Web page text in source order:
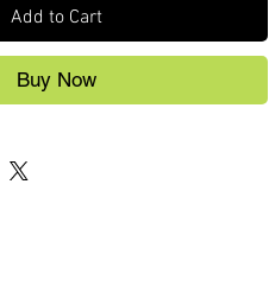
Add to Cart
Buy Now